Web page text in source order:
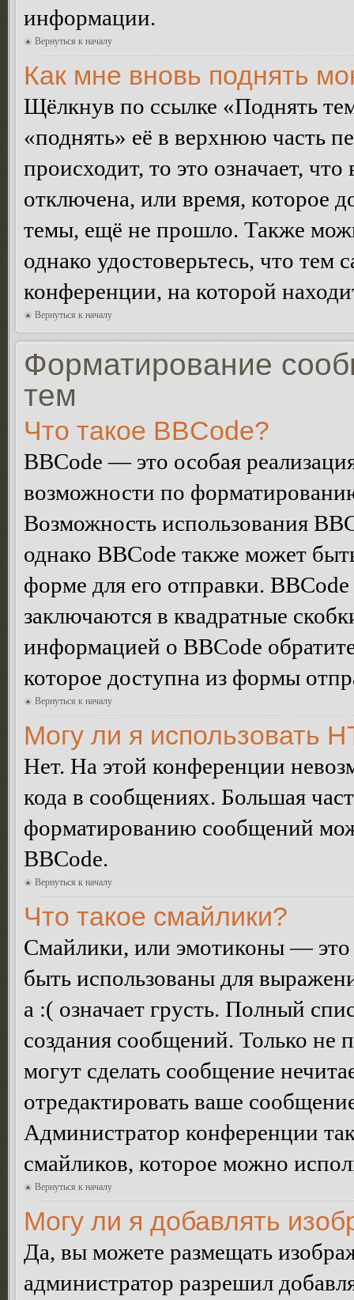
информации.
Вернуться к началу
Как мне вновь поднять
Щёлкнув по ссылке «Поднять
«поднять» её в верхнюю часть
происходит, то это означает,
отключена, или время, которое
темы, ещё не прошло. Также
однако удостоверьтесь, что
конференции, на которой
Вернуться к началу
Форматирование
тем
Что такое BBCode?
BBCode — это особая
возможности по
Возможность использования
однако BBCode также может
форме для его отправки.
заключаются в квадратные
информацией о BBCode
которое доступна из формы
Вернуться к началу
Могу ли я использовать
Нет. На этой конференции
кода в сообщениях. Большая
форматированию сообщений
BBCode.
Вернуться к началу
Что такое смайлики?
Смайлики, или эмотиконы — это
быть использованы для
а :( означает грусть. Полный
создания сообщений. Только не
могут сделать сообщение
отредактировать ваше
Администратор конференции
смайликов, которое можно
Вернуться к началу
Могу ли я добавлять
Да, вы можете размещать
администратор разрешил